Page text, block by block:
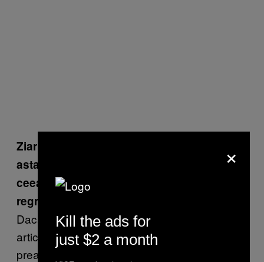
Ziarul
asta: „Puțini chinezi îi cunosc lucrările,
ceea ce probabil se numără printre
regretele artistului.” Care e reacția ta?
Dacă ar fi fost adevărat, n-ar fi publicat
articolul. De fapt știu și ei că am o influență
prea mare și așa e, chiar am influență.
×
Kill the ads for
just $2 a month